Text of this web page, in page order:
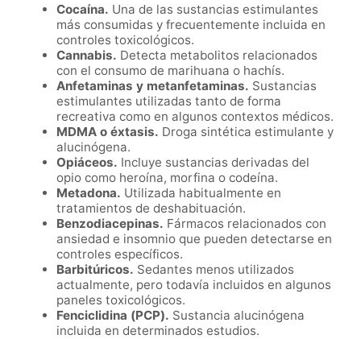
Cocaína. Una de las sustancias estimulantes
más consumidas y frecuentemente incluida en
controles toxicológicos.
Cannabis. Detecta metabolitos relacionados
con el consumo de marihuana o hachís.
Anfetaminas y metanfetaminas. Sustancias
estimulantes utilizadas tanto de forma
recreativa como en algunos contextos médicos.
MDMA o éxtasis. Droga sintética estimulante y
alucinógena.
Opiáceos. Incluye sustancias derivadas del
opio como heroína, morfina o codeína.
Metadona. Utilizada habitualmente en
tratamientos de deshabituación.
Benzodiacepinas. Fármacos relacionados con
ansiedad e insomnio que pueden detectarse en
controles específicos.
Barbitúricos. Sedantes menos utilizados
actualmente, pero todavía incluidos en algunos
paneles toxicológicos.
Fenciclidina (PCP). Sustancia alucinógena
incluida en determinados estudios.